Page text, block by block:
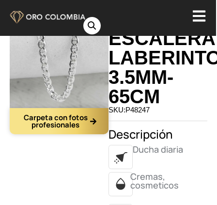
Carpeta con fotos
profesionales
ESCALERA
3.5MM-
65CM
SKU:P48247
Descripción
Ducha diaria
Cremas,
cosmeticos